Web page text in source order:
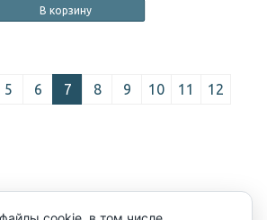
В корзину
5 6 7 8 9 10 11
12